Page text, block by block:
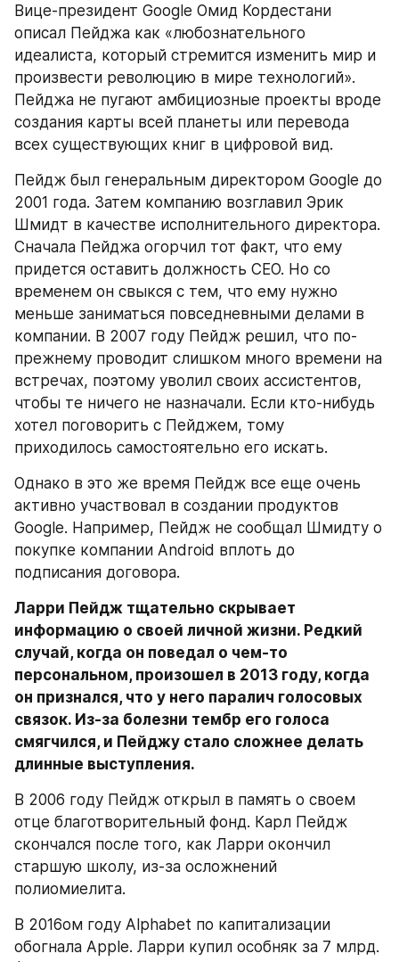
Вице-президент Google Омид Кордестани
описал Пейджа как «любознательного
идеалиста, который стремится изменить мир и
произвести революцию в мире технологий».
Пейджа не пугают амбициозные проекты вроде
создания карты всей планеты или перевода
всех существующих книг в цифровой вид.
Пейдж был генеральным директором Google до
2001 года. Затем компанию возглавил Эрик
Шмидт в качестве исполнительного директора.
Сначала Пейджа огорчил тот факт, что ему
придется оставить должность CEO. Но со
временем он свыкся с тем, что ему нужно
меньше заниматься повседневными делами в
компании. В 2007 году Пейдж решил, что по-
прежнему проводит слишком много времени на
встречах, поэтому уволил своих ассистентов,
чтобы те ничего не назначали. Если кто-нибудь
хотел поговорить с Пейджем, тому
приходилось самостоятельно его искать.
Однако в это же время Пейдж все еще очень
активно участвовал в создании продуктов
Google. Например, Пейдж не сообщал Шмидту о
покупке компании Android вплоть до
подписания договора.
Ларри Пейдж тщательно скрывает
информацию о своей личной жизни. Редкий
случай, когда он поведал о чем-то
персональном, произошел в 2013 году, когда
он признался, что у него паралич голосовых
связок. Из-за болезни тембр его голоса
смягчился, и Пейджу стало сложнее делать
длинные выступления.
В 2006 году Пейдж открыл в память о своем
отце благотворительный фонд. Карл Пейдж
скончался после того, как Ларри окончил
старшую школу, из-за осложнений
полиомиелита.
В 2016ом году Alphabet по капитализации
обогнала Apple. Ларри купил особняк за 7 млрд.